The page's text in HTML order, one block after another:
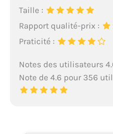
Taille :
Rapport qualité-prix :
Praticité :
Notes des utilisateurs
Note de 4.6 pour 356